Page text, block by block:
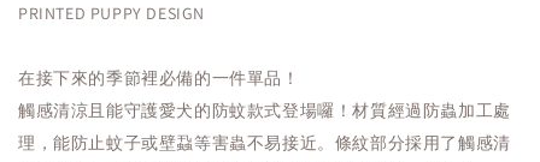
PRINTED PUPPY DESIGN
在接下來的季節裡必備的一件單品！
觸感清涼且能守護愛犬的防蚊款式登場囉！材質經過防蟲加工處
理，能防止蚊子或壁蝨等害蟲不易接近。條紋部分採用了觸感清